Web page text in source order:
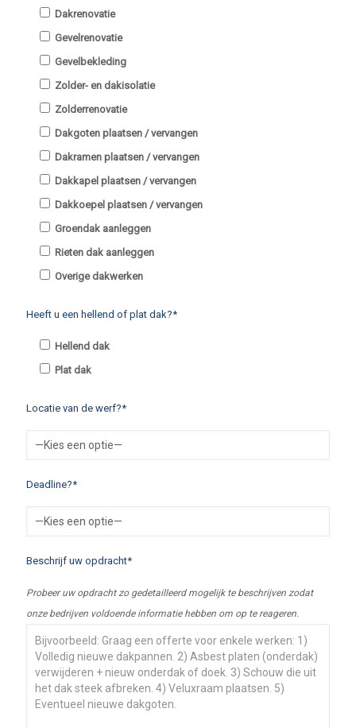
Dakrenovatie
Gevelrenovatie
Gevelbekleding
Zolder- en dakisolatie
Zolderrenovatie
Dakgoten plaatsen / vervangen
Dakramen plaatsen / vervangen
Dakkapel plaatsen / vervangen
Dakkoepel plaatsen / vervangen
Groendak aanleggen
Rieten dak aanleggen
Overige dakwerken
Heeft u een hellend of plat dak?*
Hellend dak
Plat dak
Locatie van de werf?*
Deadline?*
Beschrijf uw opdracht*
Probeer uw opdracht zo gedetailleerd mogelijk te beschrijven zodat
onze bedrijven voldoende informatie hebben om op te reageren.